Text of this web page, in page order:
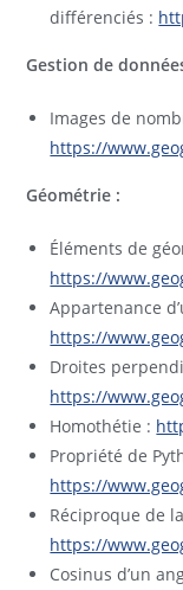
différenciés :
Gestion de
Images de
https://
Géométrie :
Éléments de
https://
Appartenance
https://
Droites
https://
Homothétie :
Propriété de
https://
Réciproque de
https://
Cosinus d’un